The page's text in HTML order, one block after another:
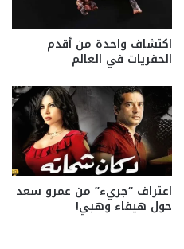
اكتشاف واحدة من أقدم
الحفريات في العالم
اعتراف “جريء” من عمرو سعد
حول هيفاء وهبي!